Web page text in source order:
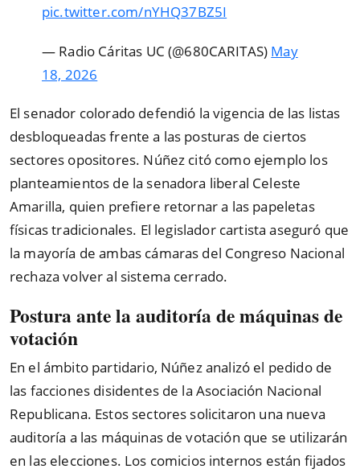
pic.twitter.com/nYHQ37BZ5I
— Radio Cáritas UC (@680CARITAS) May
18, 2026
El senador colorado defendió la vigencia de las listas
desbloqueadas frente a las posturas de ciertos
sectores opositores. Núñez citó como ejemplo los
planteamientos de la senadora liberal Celeste
Amarilla, quien prefiere retornar a las papeletas
físicas tradicionales. El legislador cartista aseguró que
la mayoría de ambas cámaras del Congreso Nacional
rechaza volver al sistema cerrado.
Postura ante la auditoría de máquinas de
votación
En el ámbito partidario, Núñez analizó el pedido de
las facciones disidentes de la Asociación Nacional
Republicana. Estos sectores solicitaron una nueva
auditoría a las máquinas de votación que se utilizarán
en las elecciones. Los comicios internos están fijados